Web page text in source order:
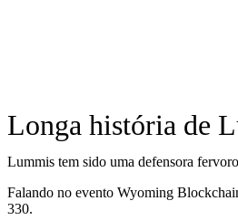
Longa história de
Lummis tem sido uma defensora
Falando no evento Wyoming
330.